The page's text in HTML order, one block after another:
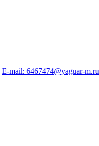
E-mail: 6467474@yaguar-m.ru